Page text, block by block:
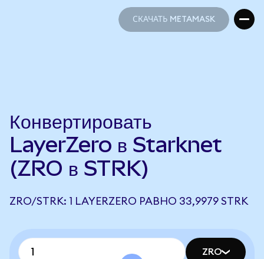
СКАЧАТЬ METAMASK
Конвертировать
LayerZero в Starknet
(ZRO в STRK)
ZRO/STRK: 1 LAYERZERO РАВНО 33,9979 STRK
ZRO